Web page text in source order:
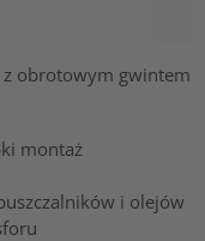
z obrotowym gwintem
montaż
i olejów